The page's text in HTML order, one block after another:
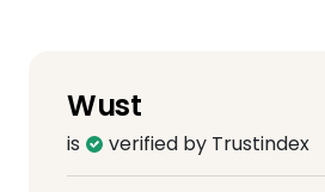
Wust
is verified by Trustindex